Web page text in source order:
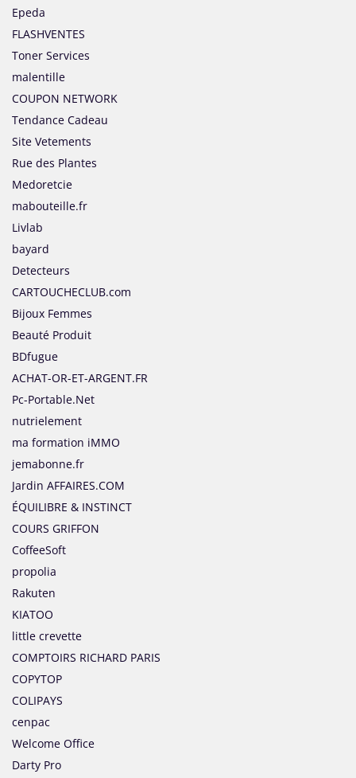
Epeda
FLASHVENTES
Toner Services
malentille
COUPON NETWORK
Tendance Cadeau
Site Vetements
Rue des Plantes
Medoretcie
mabouteille.fr
Livlab
bayard
Detecteurs
CARTOUCHECLUB.com
Bijoux Femmes
Beauté Produit
BDfugue
ACHAT-OR-ET-ARGENT.FR
Pc-Portable.Net
nutrielement
ma formation iMMO
jemabonne.fr
Jardin AFFAIRES.COM
ÉQUILIBRE & INSTINCT
COURS GRIFFON
CoffeeSoft
propolia
Rakuten
KIATOO
little crevette
COMPTOIRS RICHARD PARIS
COPYTOP
COLIPAYS
cenpac
Welcome Office
Darty Pro